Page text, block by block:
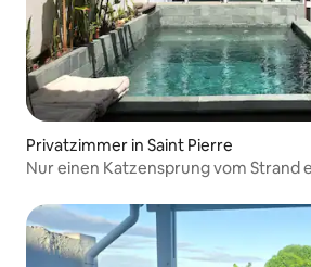
Privatzimmer in Saint Pierre
Nur einen Katzensprung vom Strand